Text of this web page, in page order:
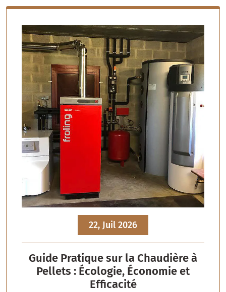
22, Juil 2026
Guide Pratique sur la Chaudière à
Pellets : Écologie, Économie et
Efficacité